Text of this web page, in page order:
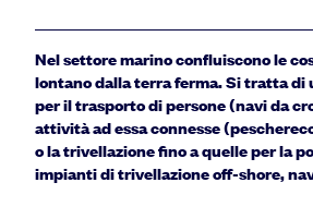
Nel settore marino confluiscono le
lontano dalla terra ferma. Si tratta di
per iltrasporto di persone(navi da
attività ad essa connesse
o latrivellazionefino a quelle per la
impianti di trivellazione off-shore,